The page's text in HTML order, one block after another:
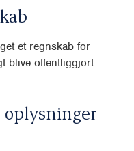
et regnskab for
blive offentliggjort.
oplysninger